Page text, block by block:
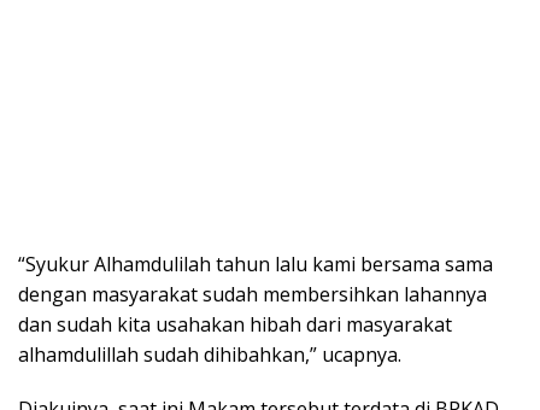
“Syukur Alhamdulilah tahun lalu kami bersama sama
dengan masyarakat sudah membersihkan lahannya
dan sudah kita usahakan hibah dari masyarakat
alhamdulillah sudah dihibahkan,” ucapnya.